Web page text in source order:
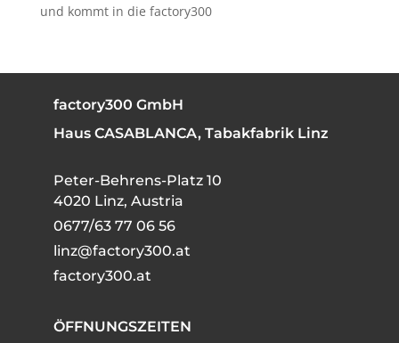
und kommt in die factory300
factory300 GmbH
Haus CASABLANCA, Tabakfabrik Linz
Peter-Behrens-Platz 10
4020 Linz, Austria
0677/63 77 06 56
linz@factory300.at
factory300.at
ÖFFNUNGSZEITEN